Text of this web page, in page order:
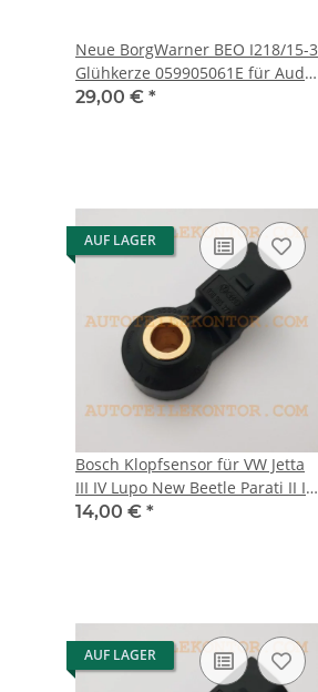
Neue BorgWarner BEO I218/15-3
Glühkerze 059905061E für Audi
& VW 0103110105
29,00 € *
AUF LAGER
Bosch Klopfsensor für VW Jetta
III IV Lupo New Beetle Parati II IV
PassatCC
14,00 € *
AUF LAGER
gefunden